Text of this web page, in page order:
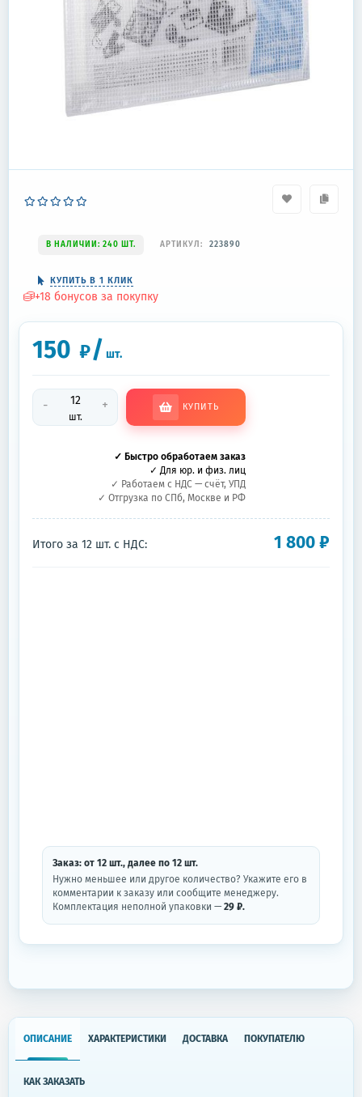
В НАЛИЧИИ: 240 ШТ. АРТИКУЛ: 223890
КУПИТЬ В 1 КЛИК
+18 бонусов за покупку
150 ₽/ шт.
-
шт.
+ КУПИТЬ
✓ Быстро обработаем заказ
✓ Для юр. и физ. лиц
✓ Работаем с НДС — счёт, УПД
✓ Отгрузка по СПб, Москве и РФ
Итого за 12 шт. с НДС: 1 800₽
Заказ: от 12 шт., далее по 12 шт.
Нужно меньшее или другое количество? Укажите его в
комментарии к заказу или сообщите менеджеру.
Комплектация неполной упаковки — 29 ₽.
ОПИСАНИЕ ХАРАКТЕРИСТИКИ ДОСТАВКА ПОКУПАТЕЛЮ
КАК ЗАКАЗАТЬ